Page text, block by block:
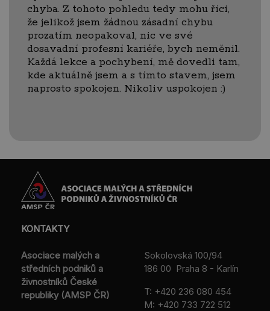
chyba. Z tohoto pohledu tedy mohu říci,
že jelikož jsem žádnou zásadní chybu
prozatím neopakoval, nic ve své
dosavadní profesní kariéře, bych neměnil.
Každá lekce a pochybení, mě dovedli tam,
kde aktuálně jsem a s tímto stavem, jsem
naprosto spokojen. Nikoliv uspokojen :)
KONTAKTY
Asociace malých a
středních podniků a
živnostníků České
republiky (AMSP ČR)
Sokolovská 100/94
186 00 Praha 8 - Karlín
T: +420 236 080 454
M: +420 733 722 512